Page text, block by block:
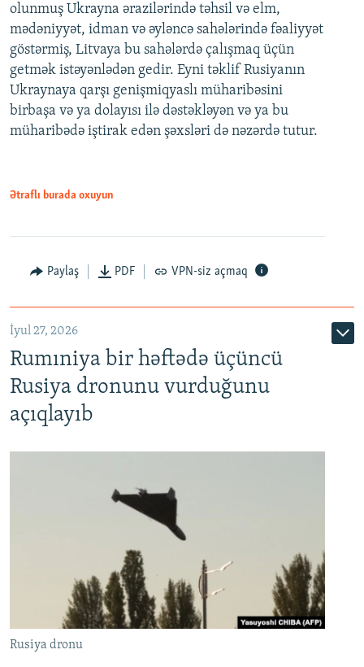
olunmuş Ukrayna ərazilərində təhsil və elm,
mədəniyyət, idman və əyləncə sahələrində fəaliyyət
göstərmiş, Litvaya bu sahələrdə çalışmaq üçün
getmək istəyənlədən gedir. Eyni təklif Rusiyanın
Ukraynaya qarşı genişmiqyaslı müharibəsini
birbaşa və ya dolayısı ilə dəstəkləyən və ya bu
müharibədə iştirak edən şəxsləri də nəzərdə tutur.
Ətraflı burada oxuyun
Paylaş PDF VPN-siz açmaq
İyul 27, 2026
Rumıniya bir həftədə üçüncü
Rusiya dronunu vurduğunu
açıqlayıb
Rusiya dronu